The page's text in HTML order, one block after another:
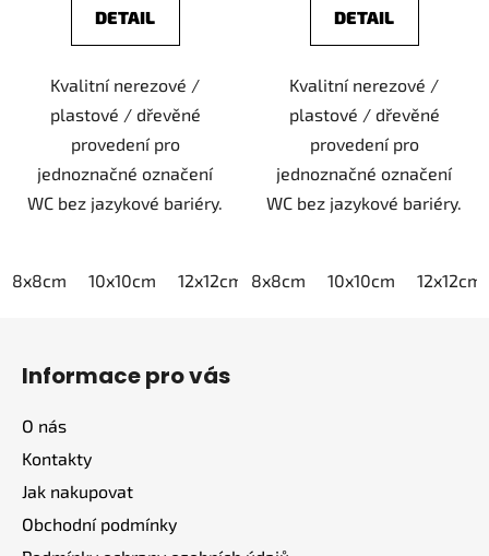
DETAIL
Kvalitní nerezové /
plastové / dřevěné
provedení pro
jednoznačné označení
WC bez jazykové bariéry.
8x8cm 10x10cm 12x12cm 15x15cm 20x20cm
DETAIL
Kvalitní nerezové /
plastové / dřevěné
provedení pro
jednoznačné označení
WC bez jazykové bariéry.
8x8cm 10x10cm 12x12cm
Informace pro vás
O nás
Kontakty
Jak nakupovat
Obchodní podmínky